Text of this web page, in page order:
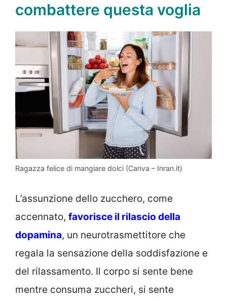
combattere questa voglia
Ragazza felice di mangiare dolci (Canva – Inran.it)
L’assunzione dello zucchero, come
accennato, favorisce il rilascio della
dopamina, un neurotrasmettitore che
regala la sensazione della soddisfazione e
del rilassamento. Il corpo si sente bene
mentre consuma zuccheri, si sente